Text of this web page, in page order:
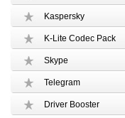
Kaspersky
K-Lite Codec Pack
Skype
Telegram
Driver Booster